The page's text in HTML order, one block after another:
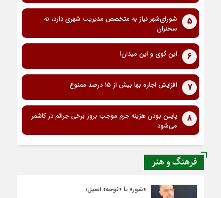
5
شورای‌شهر نیاز به متخصص مدیریت شهری دارد، نه
سخنران
6 این گوی و این میدان!
7 افزایش اجاره بها بیش از 15 درصد ممنوع
8
پایین بودن هزینه جرم موجب بروز برخی جرائم در کاشمر
می‌شود
فرهنگ و هنر
«شور» یا «نوحه» اصیل؛